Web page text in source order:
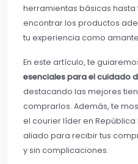
herramientas básicas
encontrar los productos
tu experiencia como
En este artículo, te
esenciales para el cuidado
destacando las mejores
comprarlos. Además, te
el courier líder en
aliado para recibir tus
y sin complicaciones.